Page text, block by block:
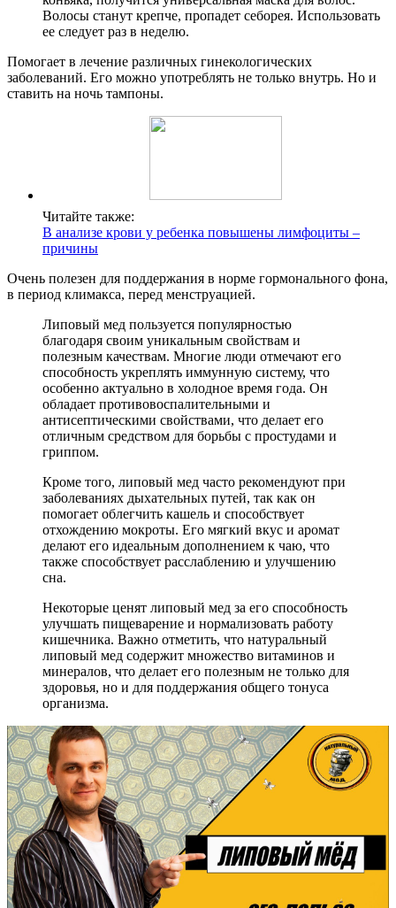
Волосы станут крепче, пропадет себорея. Использовать
ее следует раз в неделю.
Помогает в лечение различных гинекологических
заболеваний. Его можно употреблять не только внутрь. Но и
ставить на ночь тампоны.
Читайте также:
В анализе крови у ребенка повышены лимфоциты –
причины
Очень полезен для поддержания в норме гормонального фона,
в период климакса, перед менструацией.
Липовый мед пользуется популярностью
благодаря своим уникальным свойствам и
полезным качествам. Многие люди отмечают его
способность укреплять иммунную систему, что
особенно актуально в холодное время года. Он
обладает противовоспалительными и
антисептическими свойствами, что делает его
отличным средством для борьбы с простудами и
гриппом.
Кроме того, липовый мед часто рекомендуют при
заболеваниях дыхательных путей, так как он
помогает облегчить кашель и способствует
отхождению мокроты. Его мягкий вкус и аромат
делают его идеальным дополнением к чаю, что
также способствует расслаблению и улучшению
сна.
Некоторые ценят липовый мед за его способность
улучшать пищеварение и нормализовать работу
кишечника. Важно отметить, что натуральный
липовый мед содержит множество витаминов и
минералов, что делает его полезным не только для
здоровья, но и для поддержания общего тонуса
организма.